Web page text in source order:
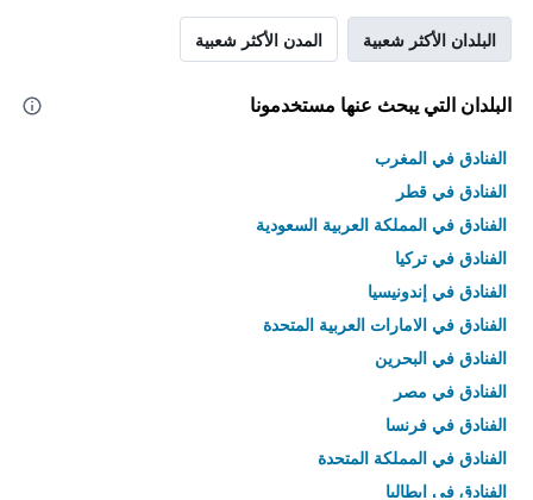
البلدان الأكثر شعبية المدن الأكثر شعبية
البلدان التي يبحث عنها مستخدمونا
الفنادق في المغرب
الفنادق في قطر
الفنادق في المملكة العربية السعودية
الفنادق في تركيا
الفنادق في إندونيسيا
الفنادق في الامارات العربية المتحدة
الفنادق في البحرين
الفنادق في مصر
الفنادق في فرنسا
الفنادق في المملكة المتحدة
الفنادق في إيطاليا